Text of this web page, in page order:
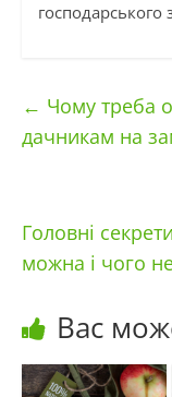
господарського
← Чому треба
дачникам на
Головні
можна і чого
Вас